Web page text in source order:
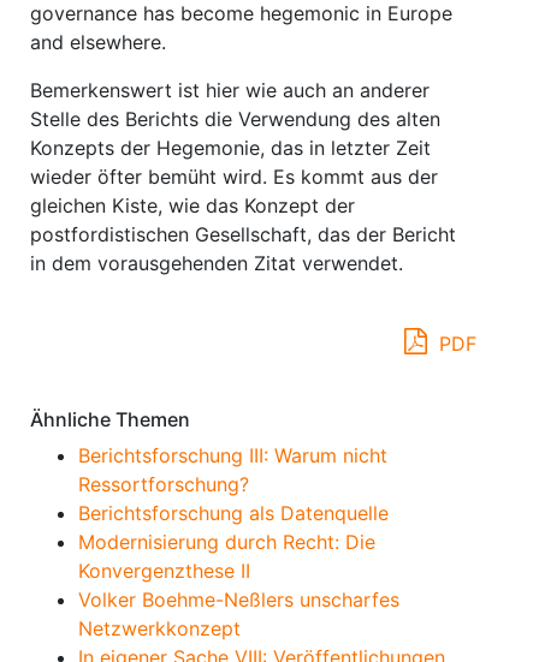
governance has become hegemonic in Europe
and elsewhere.
Bemerkenswert ist hier wie auch an anderer
Stelle des Berichts die Verwendung des alten
Konzepts der Hegemonie, das in letzter Zeit
wieder öfter bemüht wird. Es kommt aus der
gleichen Kiste, wie das Konzept der
postfordistischen Gesellschaft, das der Bericht
in dem vorausgehenden Zitat verwendet.
PDF
Ähnliche Themen
Berichtsforschung III: Warum nicht
Ressortforschung?
Berichtsforschung als Datenquelle
Modernisierung durch Recht: Die
Konvergenzthese II
Volker Boehme-Neßlers unscharfes
Netzwerkkonzept
In eigener Sache VIII: Veröffentlichungen